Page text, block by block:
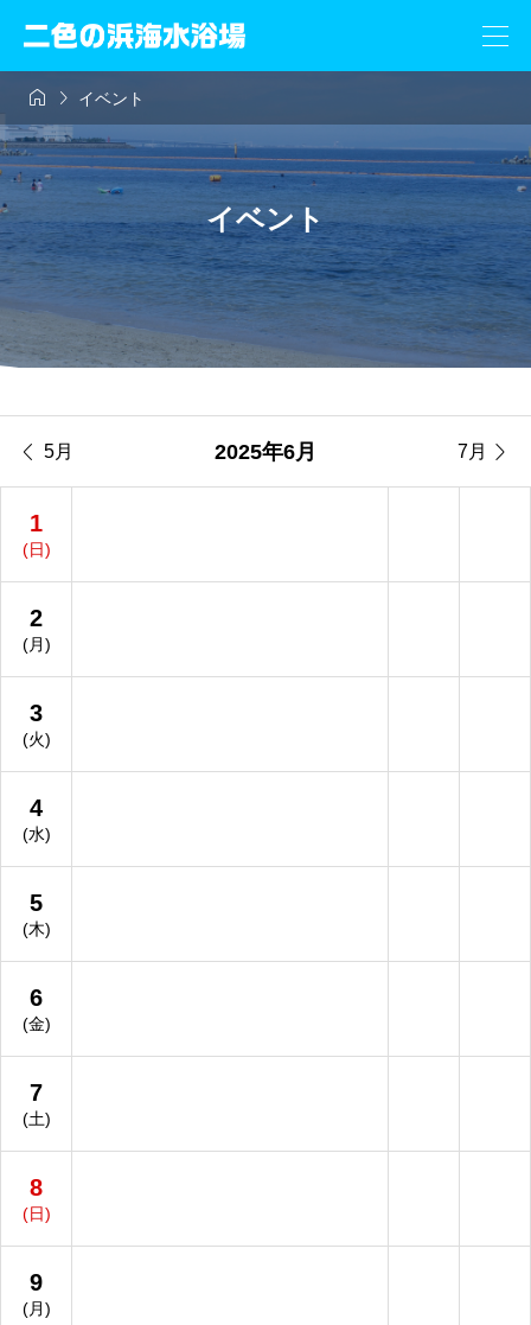
  イベント
イベント
 5月 2025年6月 7月 
1
(日)
2
(月)
3
(火)
4
(水)
5
(木)
6
(金)
7
(土)
8
(日)
9
(月)